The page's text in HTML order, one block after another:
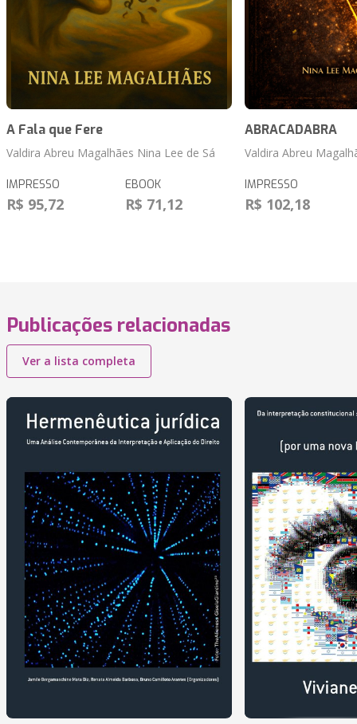
A Fala que Fere
Valdira Abreu Magalhães Nina Lee de Sá
IMPRESSO
R$ 95,72
EBOOK
R$ 71,12
ABRACADABRA
Valdira Abreu
IMPRESSO
R$ 102,18
Publicações relacionadas
Ver a lista completa